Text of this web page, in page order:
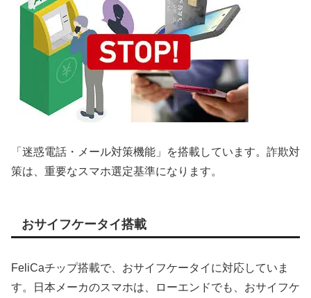
「迷惑電話・メール対策機能」を搭載しています。詐欺対
策は、重要なスマホ選定基準になります。
おサイフケータイ搭載
FeliCaチップ搭載で、おサイフケータイに対応していま
す。日本メーカのスマホは、ローエンドでも、おサイフケ